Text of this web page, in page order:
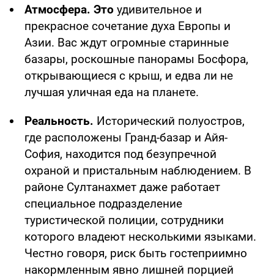
Атмосфера. Это удивительное и
прекрасное сочетание духа Европы и
Азии. Вас ждут огромные старинные
базары, роскошные панорамы Босфора,
открывающиеся с крыш, и едва ли не
лучшая уличная еда на планете.
Реальность. Исторический полуостров,
где расположены Гранд-базар и Айя-
София, находится под безупречной
охраной и пристальным наблюдением. В
районе Султанахмет даже работает
специальное подразделение
туристической полиции, сотрудники
которого владеют несколькими языками.
Честно говоря, риск быть гостеприимно
накормленным явно лишней порцией